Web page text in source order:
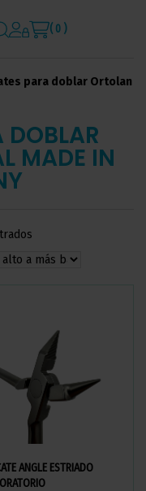
( 0 )
para doblar Ortolan
DOBLAR
MADE IN
ANGLE ESTRIADO